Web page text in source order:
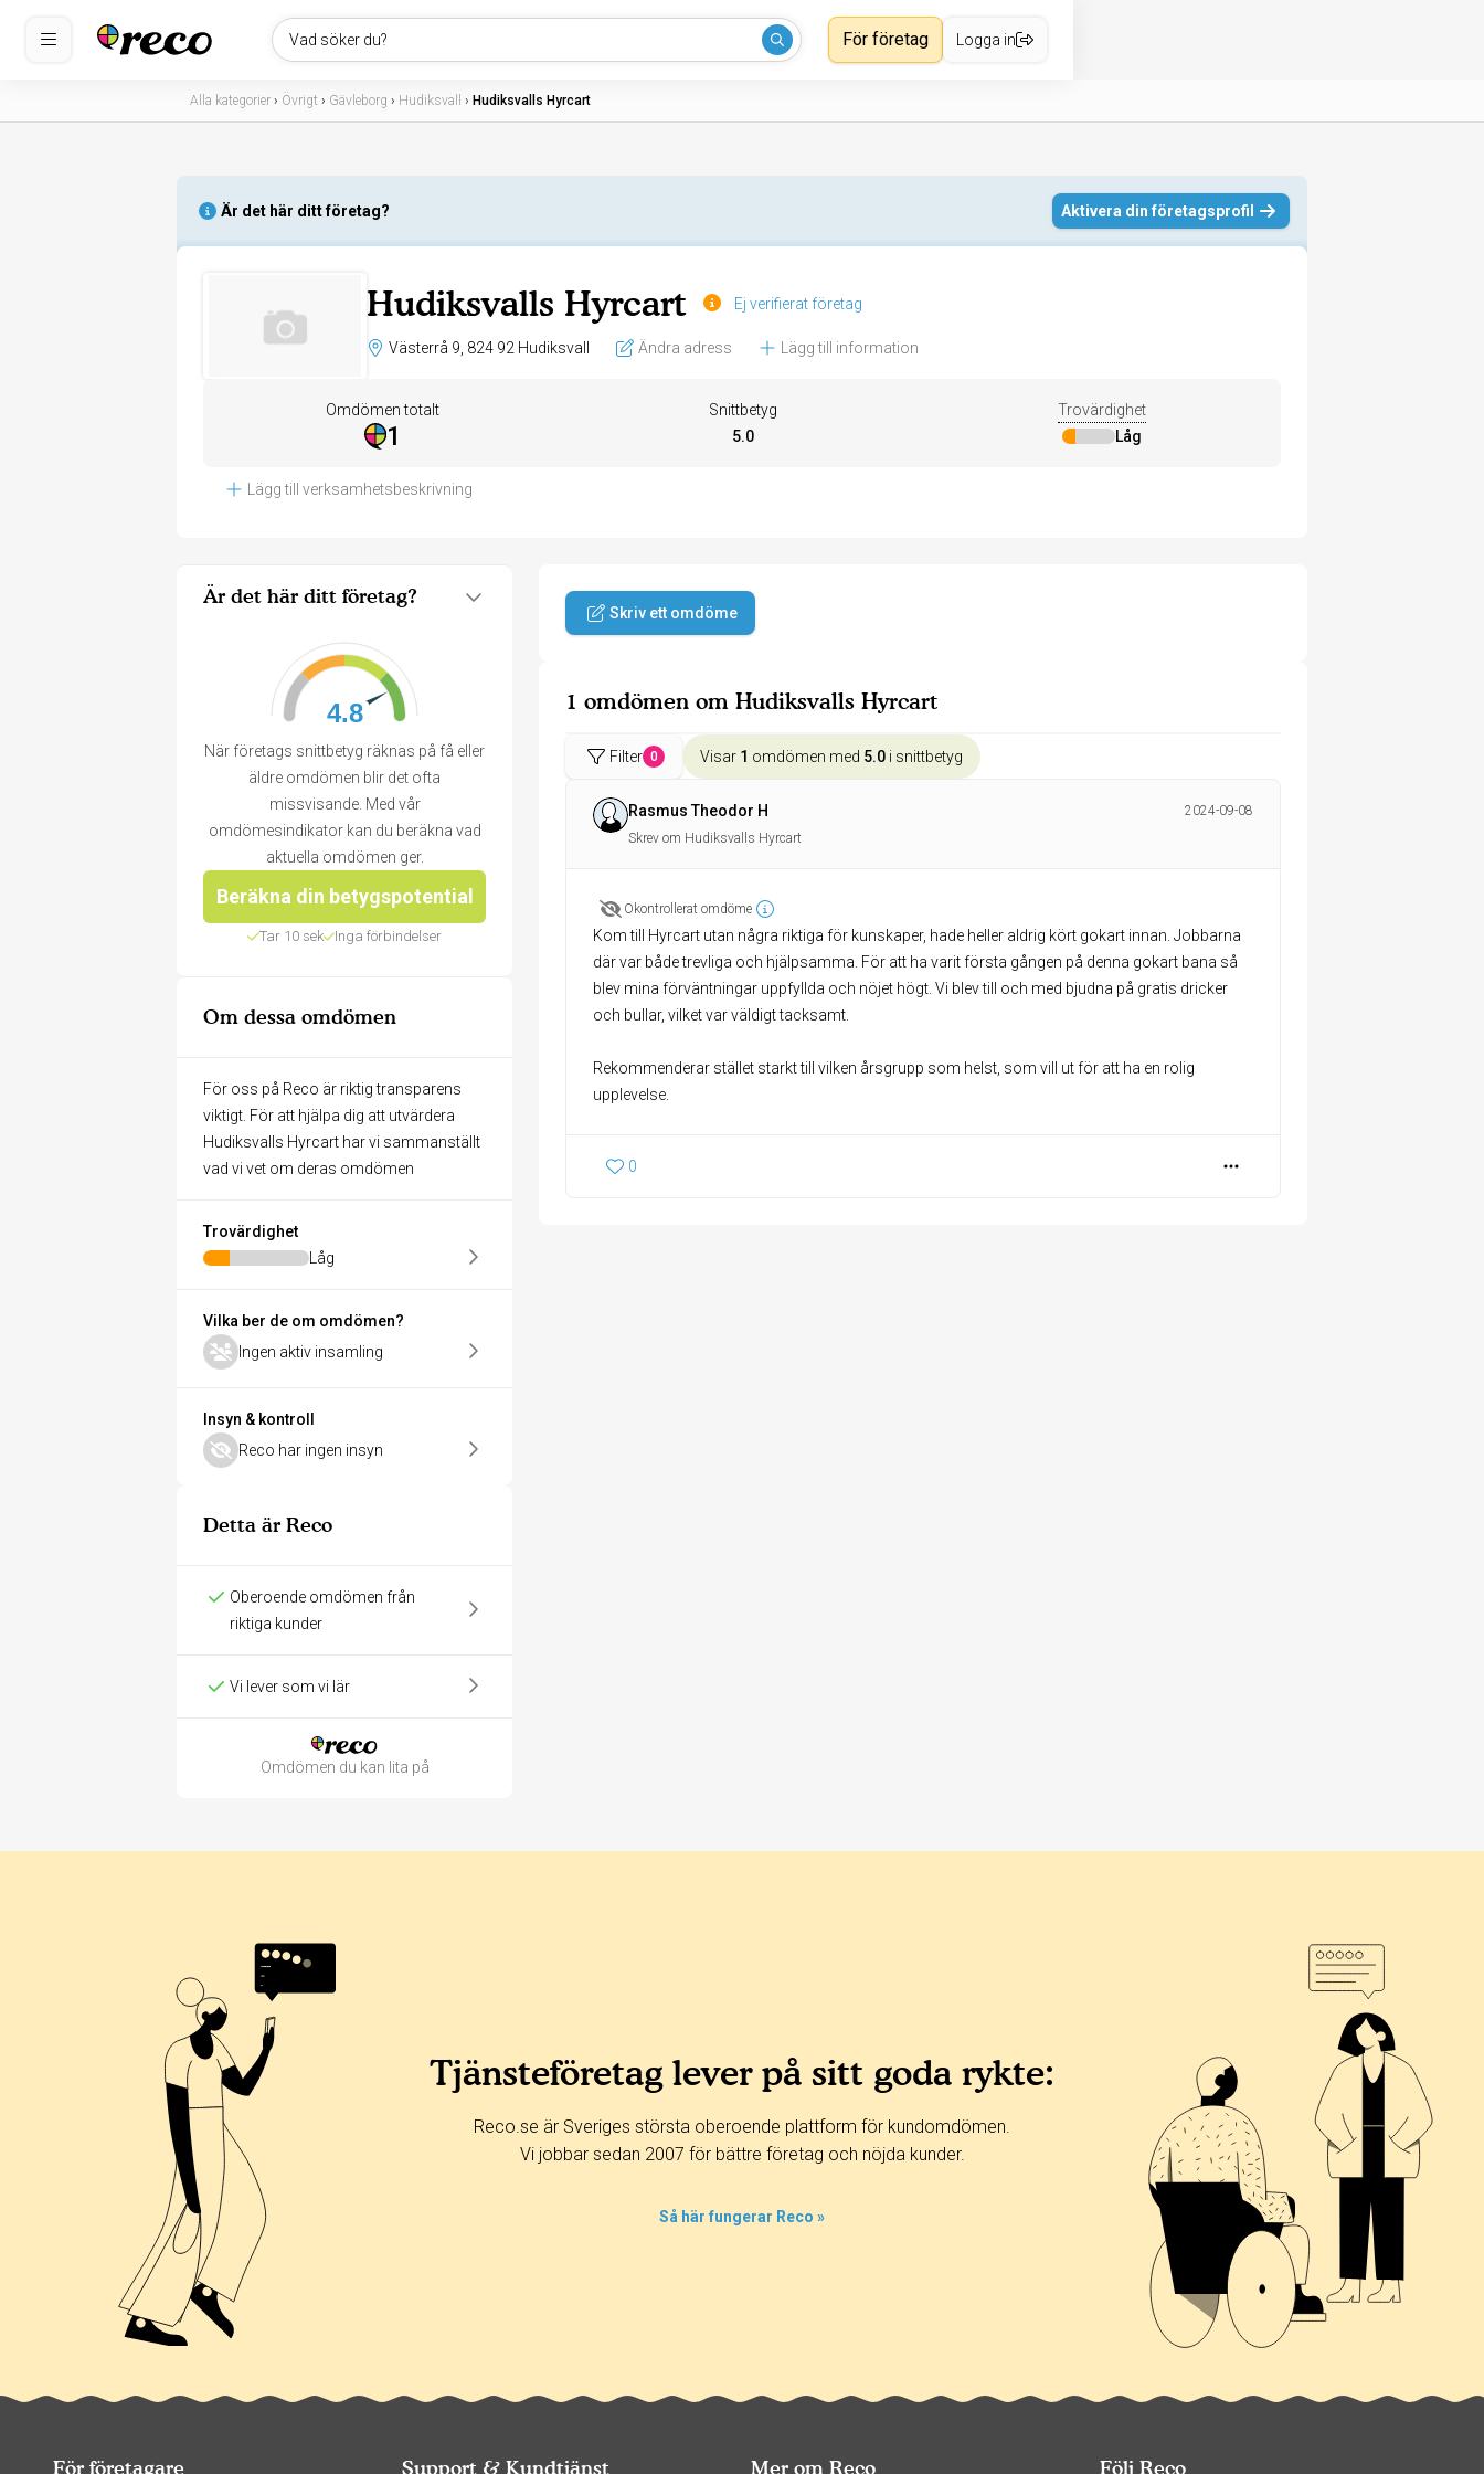
Vad söker du? För företag Logga in
Alla kategorier › Övrigt › Gävleborg › Hudiksvall › Hudiksvalls Hyrcart
Är det här ditt företag? Aktivera din företagsprofil
Hudiksvalls Hyrcart Ej verifierat företag
Västerrå 9, 824 92 Hudiksvall Ändra adress Lägg till information
Omdömen totalt
1
Snittbetyg
5.0
Trovärdighet
Låg
Lägg till verksamhetsbeskrivning
Är det här ditt företag?
4.8
När företags snittbetyg räknas på få eller
äldre omdömen blir det ofta
missvisande. Med vår
omdömesindikator kan du beräkna vad
aktuella omdömen ger.
Beräkna din betygspotential
Tar 10 sek Inga förbindelser
Om dessa omdömen
För oss på Reco är riktig transparens
viktigt. För att hjälpa dig att utvärdera
Hudiksvalls Hyrcart har vi sammanställt
vad vi vet om deras omdömen
Trovärdighet
Låg
Vilka ber de om omdömen?
Ingen aktiv insamling
Insyn & kontroll
Reco har ingen insyn
Detta är Reco
Oberoende omdömen från
riktiga kunder
Vi lever som vi lär
Omdömen du kan lita på
Skriv ett omdöme
1 omdömen om Hudiksvalls Hyrcart
Filter 0 Visar 1 omdömen med 5.0 i snittbetyg
Rasmus Theodor H
2024-09-08
Skrev om Hudiksvalls Hyrcart
Okontrollerat omdöme
Kom till Hyrcart utan några riktiga för kunskaper, hade heller aldrig kört gokart innan. Jobbarna
där var både trevliga och hjälpsamma. För att ha varit första gången på denna gokart bana så
blev mina förväntningar uppfyllda och nöjet högt. Vi blev till och med bjudna på gratis dricker
och bullar, vilket var väldigt tacksamt.
Rekommenderar stället starkt till vilken årsgrupp som helst, som vill ut för att ha en rolig
upplevelse.
0
365 dagar 90 dagar
30 dagar
Tjänsteföretag lever på sitt goda rykte:
Reco.se är Sveriges största oberoende plattform för kundomdömen.
Vi jobbar sedan 2007 för bättre företag och nöjda kunder.
Så här fungerar Reco »
För företagare Support & Kundtjänst Mer om Reco Följ Reco